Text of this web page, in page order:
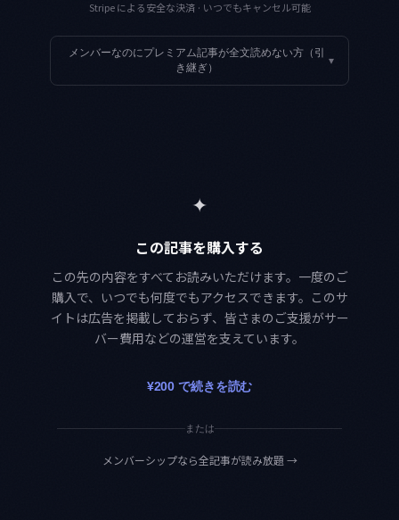
Stripe による安全な決済 · いつでもキャンセル可能
メンバーなのにプレミアム記事が全文読めない方（引
き継ぎ）
▾
✦
この記事を購入する
この先の内容をすべてお読みいただけます。一度のご
購入で、いつでも何度でもアクセスできます。このサ
イトは広告を掲載しておらず、皆さまのご支援がサー
バー費用などの運営を支えています。
¥200 で続きを読む
または
メンバーシップなら全記事が読み放題→